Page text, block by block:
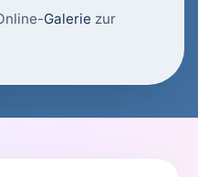
Galerie zur